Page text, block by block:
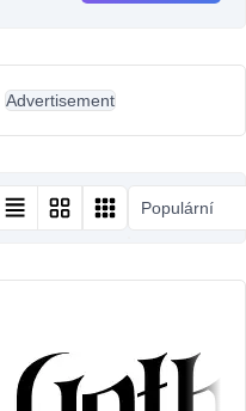
Advertisement
Populární